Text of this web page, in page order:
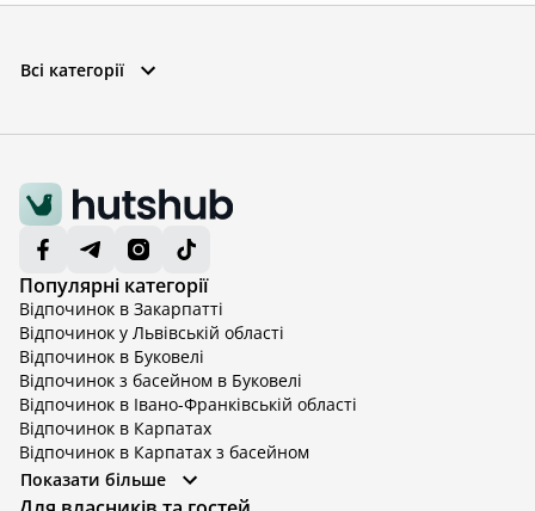
Всі категорії
Популярні категорії
Відпочинок в Закарпатті
Відпочинок у Львівській області
Відпочинок в Буковелі
Відпочинок з басейном в Буковелі
Відпочинок в Івано-Франківській області
Відпочинок в Карпатах
Відпочинок в Карпатах з басейном
Відпочинок в Київській області
Відпочинок в Київській області з басейном
Показати більше